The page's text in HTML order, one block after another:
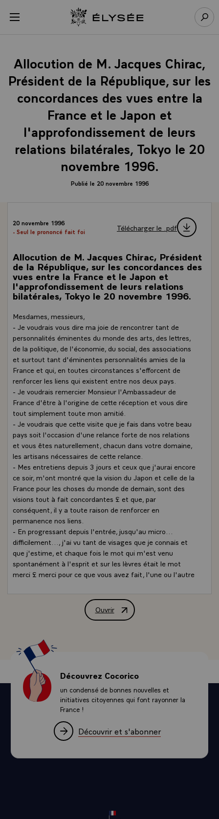
menu Retour à l’accueil Élysée
Allocution de M. Jacques Chirac,
Président de la République, sur les
concordances des vues entre la
France et le Japon et
l'approfondissement de leurs
relations bilatérales, Tokyo le 20
novembre 1996.
Publié le 20 novembre 1996
20 novembre 1996
- Seul le prononcé fait foi
Télécharger le .pdf
Allocution de M. Jacques Chirac, Président
de la République, sur les concordances des
vues entre la France et le Japon et
l'approfondissement de leurs relations
bilatérales, Tokyo le 20 novembre 1996.
Mesdames, messieurs,
- Je voudrais vous dire ma joie de rencontrer tant de
personnalités éminentes du monde des arts, des lettres,
de la politique, de l'économie, du social, des associations
et surtout tant d'éminentes personnalités amies de la
France et qui, en toutes circonstances s'efforcent de
renforcer les liens qui existent entre nos deux pays.
- Je voudrais remercier Monsieur l'Ambassadeur de
France d'être à l'origine de cette réception et vous dire
tout simplement toute mon amitié.
- Je voudrais que cette visite que je fais dans votre beau
pays soit l'occasion d'une relance forte de nos relations
et vous êtes naturellement, chacun dans votre domaine,
les artisans nécessaires de cette relance.
- Mes entretiens depuis 3 jours et ceux que j'aurai encore
ce soir, m'ont montré que la vision du Japon et celle de la
France pour les choses du monde de demain, sont des
visions tout à fait concordantes £ et que, par
conséquent, il y a toute raison de renforcer en
permanence nos liens.
- En progressant depuis l'entrée, jusqu'au micro...
difficilement..., j'ai vu tant de visages que je connais et
que j'estime, et chaque fois le mot qui m'est venu
spontanément à l'esprit et sur les lèvres était le mot
merci £ merci pour ce que vous avez fait, l'une ou l'autre
arrivant jusqu'ici à chacune et à chacun de ceux que j'ai
déjà salués, je voudrais le dire collectivement à vous
- Un grand merci pour la France, un grand merci pour
moi-même, un grand merci pour ce que vous avez fait,
pour ce que vous faites, et encore plus pour ce que vous
ferez pour les relations entre nos deux pays... "Domo
Arigato"\
Ouvrir
Allocution de M. Jacques Chirac,
Découvrez Cocorico
un condensé de bonnes nouvelles et
initiatives citoyennes qui font rayonner la
France !
Découvrir et s'abonner
Panneau de gestion des cookies